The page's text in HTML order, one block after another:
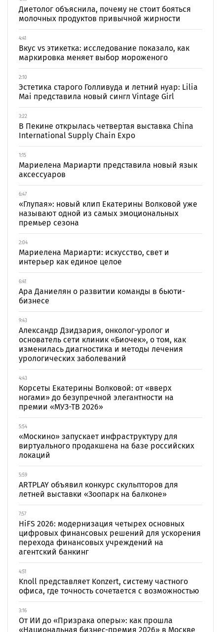
Диетолог объяснила, почему не стоит бояться
молочных продуктов привычной жирности
4:41
Вкус vs этикетка: исследование показало, как
маркировка меняет выбор мороженого
2:10
Эстетика старого Голливуда и летний нуар: Lilia
Mai представила новый сингл Vintage Girl
3:22
В Пекине открылась четвертая выставка China
International Supply Chain Expo
1:15
Мариелена Мариарти представила новый язык
аксессуаров
6:47
«Глупая»: новый клип Екатерины Волковой уже
называют одной из самых эмоциональных
премьер сезона
2:04
Мариелена Мариарти: искусство, свет и
интерьер как единое целое
6:41
Ара Даниелян о развитии команды в бьюти-
бизнесе
9:43
Александр Дзидзария, онколог-уролог и
основатель сети клиник «Биочек», о том, как
изменилась диагностика и методы лечения
урологических заболеваний
4:43
Корсеты Екатерины Волковой: от «вверх
ногами» до безупречной элегантности на
премии «МУЗ-ТВ 2026»
5:54
«Москино» запускает инфраструктуру для
виртуального продакшена на базе российских
локаций
5:59
ARTPLAY объявил конкурс скульпторов для
летней выставки «Зоопарк на балконе»
7:57
HiFS 2026: модернизация четырех основных
цифровых финансовых решений для ускорения
перехода финансовых учреждений на
агентский банкинг
4:51
Knoll представляет Konzert, систему частного
офиса, где точность сочетается с возможностью
3:16
От ИИ до «Призрака оперы»: как прошла
«Национальная бизнес-премия 2026» в Москве